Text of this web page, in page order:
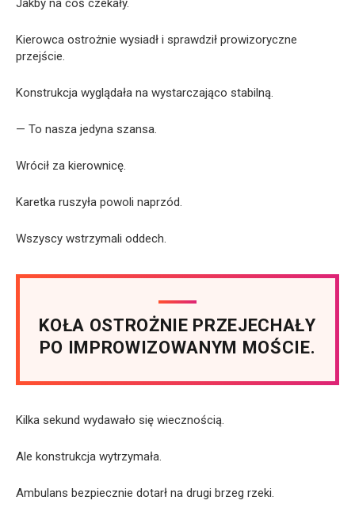
Jakby na coś czekały.
Kierowca ostrożnie wysiadł i sprawdził prowizoryczne
przejście.
Konstrukcja wyglądała na wystarczająco stabilną.
— To nasza jedyna szansa.
Wrócił za kierownicę.
Karetka ruszyła powoli naprzód.
Wszyscy wstrzymali oddech.
KOŁA OSTROŻNIE PRZEJECHAŁY
PO IMPROWIZOWANYM MOŚCIE.
Kilka sekund wydawało się wiecznością.
Ale konstrukcja wytrzymała.
Ambulans bezpiecznie dotarł na drugi brzeg rzeki.